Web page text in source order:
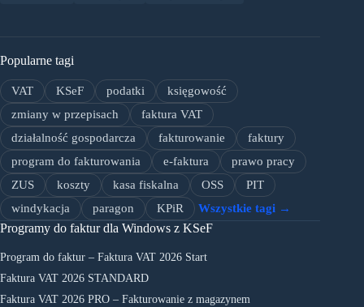
Popularne tagi
VAT KSeF podatki
księgowość
zmiany w przepisach
faktura VAT
działalność gospodarcza
fakturowanie
faktury
program do fakturowania
e-faktura
prawo pracy
ZUS
koszty kasa fiskalna OSS
PIT
windykacja
paragon KPiR Wszystkie tagi →
Programy do faktur dla Windows z KSeF
Program do faktur – Faktura VAT 2026 Start
Faktura VAT 2026 STANDARD
Faktura VAT 2026 PRO – Fakturowanie z magazynem